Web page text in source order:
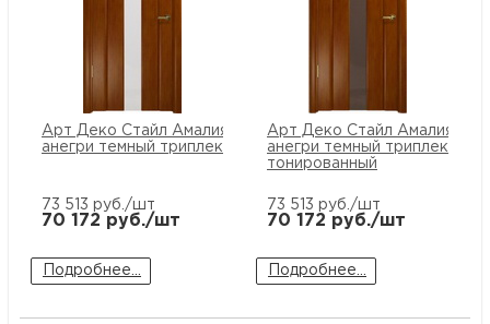
Арт Деко Стайл Амалия-1
анегри темный триплекс белый
73 513 руб./шт
70 172 руб./шт
Подробнее...
Арт Деко Стайл Амалия-1
анегри темный триплекс
тонированный
73 513 руб./шт
70 172 руб./шт
Подробнее...